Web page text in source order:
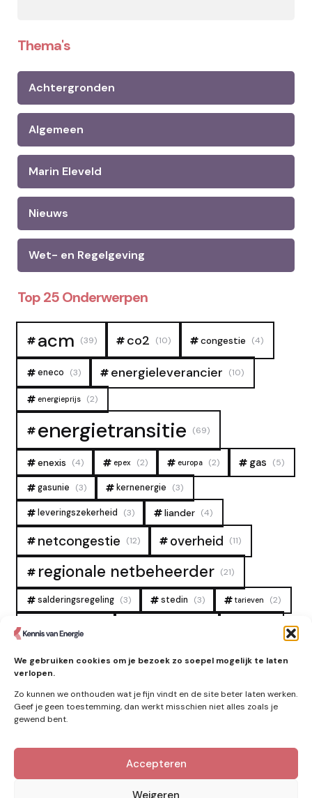
We gebruiken cookies om je bezoek zo soepel mogelijk te laten
verlopen.
Zo kunnen we onthouden wat je fijn vindt en de site beter laten werken.
Geef je geen toestemming, dan werkt misschien niet alles zoals je
gewend bent.
Accepteren
Weigeren
Thema's
Achtergronden
Algemeen
Marin Eleveld
Nieuws
Wet- en Regelgeving
Top 25 Onderwerpen
acm (39) co2 (10) congestie (4)
eneco (3) energieleverancier (10)
energieprijs (2)
energietransitie (69)
enexis (4) epex (2) europa (2) gas (5)
gasunie (3) kernenergie (3)
leveringszekerheid (3) liander (4)
netcongestie (12) overheid (11)
regionale netbeheerder (21)
salderingsregeling (3) stedin (3) tarieven (2)
tennet
zonne-energie (9)
Kennis van Energie in je mailbox?
Abonner op nieuwe artikelen.